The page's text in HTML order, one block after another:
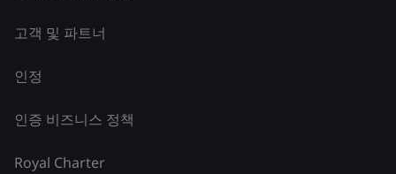
고객 및 파트너
인정
인증 비즈니스 정책
Royal Charter